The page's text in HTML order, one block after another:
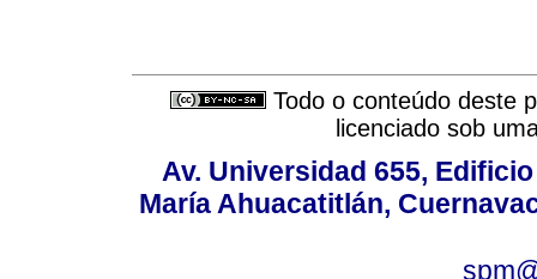
Todo o conteúdo deste
licenciado sob
Av. Universidad 655,
María Ahuacatitlán,